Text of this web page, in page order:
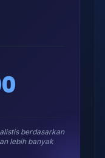
berdasarkan
lebih banyak